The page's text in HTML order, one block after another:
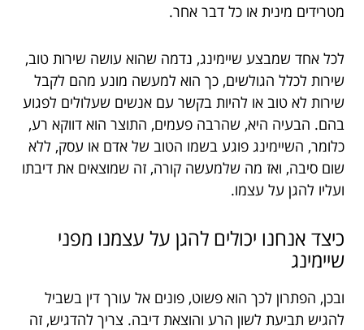
מטרידים מינית או כל דבר אחר.
לכל אחד שמבצע שיימינג, נדמה שהוא עושה שירות טוב,
שירות לכלל הגולשים, כך הוא למעשה מונע מהם לקבל
שירות לא טוב או להיות בקשר עם אנשים שעלולים לפגוע
בהם. הבעיה היא, שהרבה פעמים, התוצר הוא דווקא רע,
כלומר, השיימינג פוגע בשמו הטוב של אדם או עסק, ללא
שום סיבה, ואז מה שלמעשה קורה, זה שמוצאים את דיבתו
ועליו להגן על עצמו.
כיצד אנחנו יכולים להגן על עצמנו מפני
שיימינג
ובכן, הפתרון לכך הוא פשוט, פונים אל עורך דין בשביל
להגיש תביעת לשון הרע והוצאת דיבה. צריך להדגיש, זה